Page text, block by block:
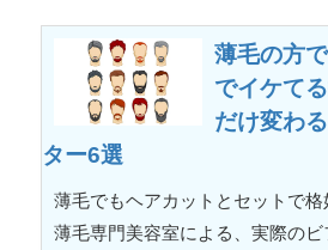
薄毛の方
でイケて
だけ変わ
ター6選
薄毛でもヘアカットとセットで格
薄毛専門美容室による、実際の